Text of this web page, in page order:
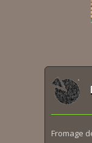
Fromage